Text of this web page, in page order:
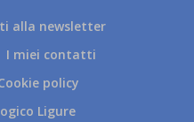
alla newsletter
I miei contatti
policy
Ligure